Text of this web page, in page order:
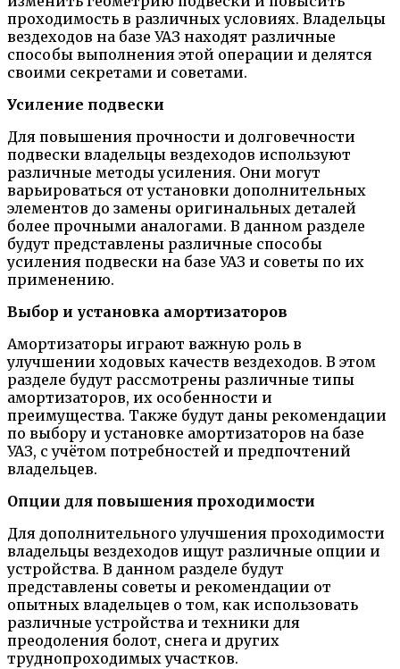
проходимость в различных условиях. Владельцы
вездеходов на базе УАЗ находят различные
способы выполнения этой операции и делятся
своими секретами и советами.
Усиление подвески
Для повышения прочности и долговечности
подвески владельцы вездеходов используют
различные методы усиления. Они могут
варьироваться от установки дополнительных
элементов до замены оригинальных деталей
более прочными аналогами. В данном разделе
будут представлены различные способы
усиления подвески на базе УАЗ и советы по их
применению.
Выбор и установка амортизаторов
Амортизаторы играют важную роль в
улучшении ходовых качеств вездеходов. В этом
разделе будут рассмотрены различные типы
амортизаторов, их особенности и
преимущества. Также будут даны рекомендации
по выбору и установке амортизаторов на базе
УАЗ, с учётом потребностей и предпочтений
владельцев.
Опции для повышения проходимости
Для дополнительного улучшения проходимости
владельцы вездеходов ищут различные опции и
устройства. В данном разделе будут
представлены советы и рекомендации от
опытных владельцев о том, как использовать
различные устройства и техники для
преодоления болот, снега и других
труднопроходимых участков.